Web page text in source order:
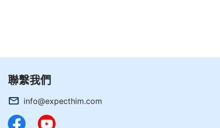
天上也要捆綁；凡你在地上所釋放的，在天上也要釋
時代都會揀選設立一些人來配合他的工作，這些被神
揀選使用的人都是神親自設立的，有神的話為依據，
聯繫我們
info@expecthim.com